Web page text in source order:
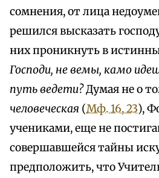
сомнения, от лица
решился высказать
них проникнуть в
Господи, не вемы, камо
путь ведети?Думая не о
человеческая (Мф. 16, 23),
учениками, еще не
совершавшейся тайны
предположить, что